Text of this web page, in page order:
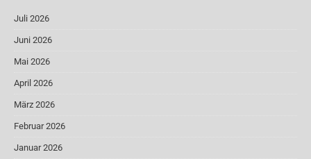
Juli 2026
Juni 2026
Mai 2026
April 2026
März 2026
Februar 2026
Januar 2026